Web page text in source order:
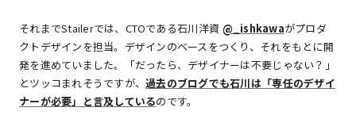
それまでStailerでは、CTOである石川洋資 @_ishkawaがプロダ
クトデザインを担当。デザインのベースをつくり、それをもとに開
発を進めていました。「だったら、デザイナーは不要じゃない？」
とツッコまれそうですが、過去のブログでも石川は「専任のデザイ
ナーが必要」と言及しているのです。